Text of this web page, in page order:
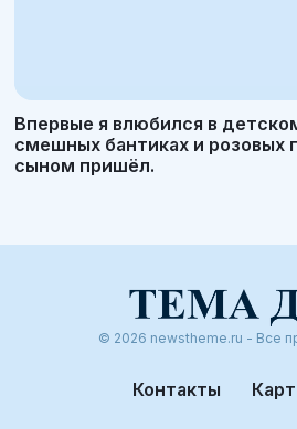
Впервые я влюбился в
смешных бантиках и розовых
сыном пришёл.
© 2026 newstheme.ru - Все
Контакты